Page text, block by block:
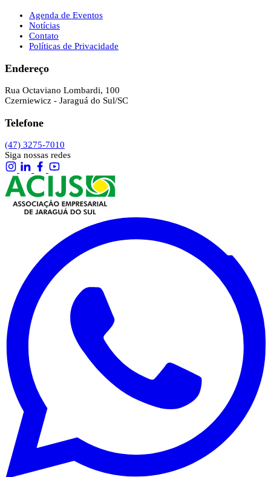
Agenda de Eventos
Notícias
Contato
Políticas de Privacidade
Endereço
Rua Octaviano Lombardi, 100
Czerniewicz - Jaraguá do Sul/SC
Telefone
(47) 3275-7010
Siga nossas redes